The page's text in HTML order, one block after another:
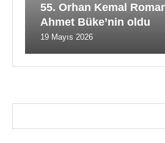
55. Orhan Kemal
Ahmet Büke’nin oldu
19 Mayıs 2026